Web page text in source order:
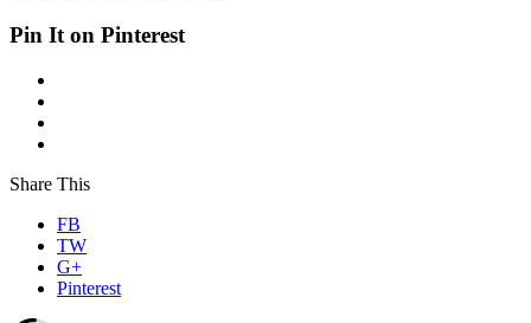
Pin It on Pinterest
Share This
FB
TW
G+
Pinterest